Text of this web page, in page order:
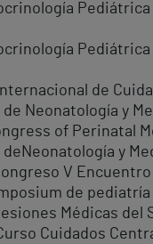
de
de Neonatología y
of Perinatal
deNeonatología y
V Encuentro
de pediatría
Médicas del
Cuidados